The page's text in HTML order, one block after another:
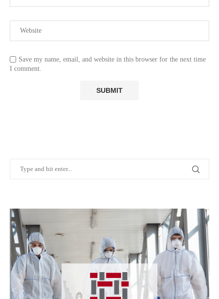
Save my name, email, and website in this browser for the next time
I comment.